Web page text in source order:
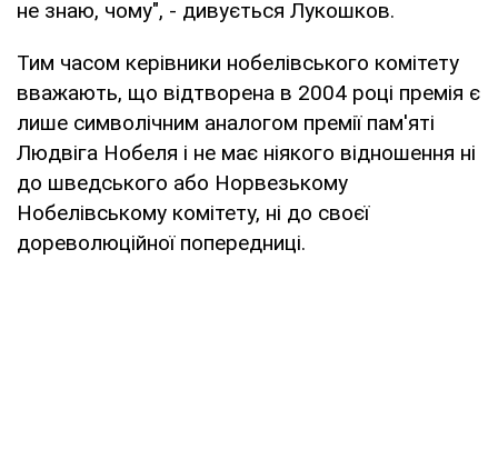
не знаю, чому", - дивується Лукошков.
Тим часом керівники нобелівського комітету
вважають, що відтворена в 2004 році премія є
лише символічним аналогом премії пам'яті
Людвіга Нобеля і не має ніякого відношення ні
до шведського або Норвезькому
Нобелівському комітету, ні до своєї
дореволюційної попередниці.